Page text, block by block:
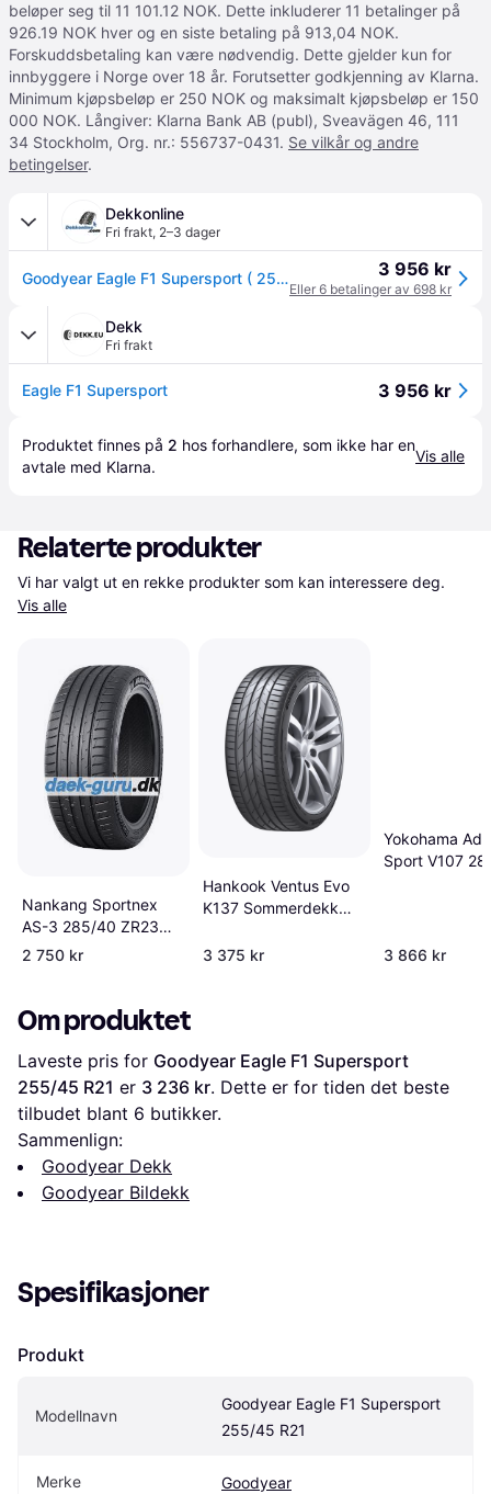
beløper seg til 11 101.12 NOK. Dette inkluderer 11 betalinger på
926.19 NOK hver og en siste betaling på 913,04 NOK.
Forskuddsbetaling kan være nødvendig. Dette gjelder kun for
innbyggere i Norge over 18 år. Forutsetter godkjenning av Klarna.
Minimum kjøpsbeløp er 250 NOK og maksimalt kjøpsbeløp er 150
000 NOK. Långiver: Klarna Bank AB (publ), Sveavägen 46, 111
34 Stockholm, Org. nr.: 556737-0431. Se vilkår og andre
betingelser.
Dekkonline
Fri frakt, 2–3 dager
Goodyear Eagle F1 Supersport ( 255/45 R21 106Y XL NE0 ) 3 956 kr
Eller 6 betalinger av 698 kr
Dekk
Fri frakt
Eagle F1 Supersport 3 956 kr
Produktet finnes på 2 hos forhandlere, som ikke har en
avtale med Klarna.
Vis alle
Relaterte produkter
Vis alle
Nankang Sportnex
AS-3 285/40 ZR23
111Y XL
2 750 kr
Hankook Ventus Evo
K137 Sommerdekk
3 375 kr
Yokohama
Sport V107
3 866 kr
Om produktet
Laveste pris for Goodyear Eagle F1 Supersport
255/45 R21 er 3 236 kr. Dette er for tiden det beste
tilbudet blant 6 butikker.
Sammenlign:
Goodyear Dekk
Goodyear Bildekk
Spesifikasjoner
Produkt
Modellnavn
Goodyear Eagle F1 Supersport
255/45 R21
Merke Goodyear